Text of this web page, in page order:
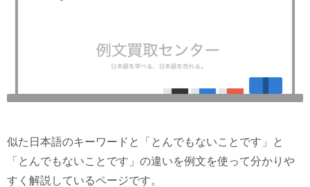
似た日本語のキーワードと「とんでもないことです」と
「とんでもないことです」の違いを例文を使って分かりや
すく解説しているページです。